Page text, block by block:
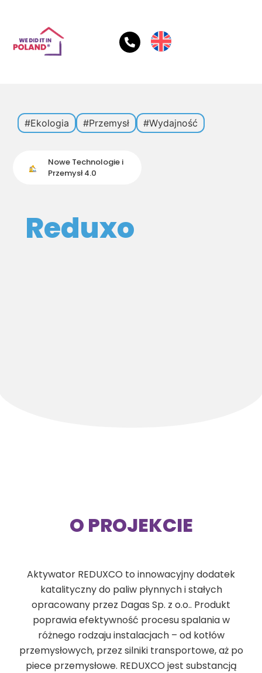
#Ekologia #Przemysł #Wydajność
Nowe Technologie i
Przemysł 4.0
Reduxo
O PROJEKCIE
Aktywator REDUXCO to innowacyjny dodatek
katalityczny do paliw płynnych i stałych
opracowany przez Dagas Sp. z o.o.. Produkt
poprawia efektywność procesu spalania w
różnego rodzaju instalacjach – od kotłów
przemysłowych, przez silniki transportowe, aż po
piece przemysłowe. REDUXCO jest substancją